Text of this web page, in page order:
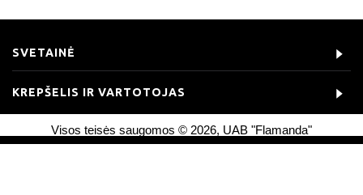
SVETAINĖ
KREPŠELIS IR VARTOTOJAS
Visos teisės saugomos © 2026, UAB "Flamanda"